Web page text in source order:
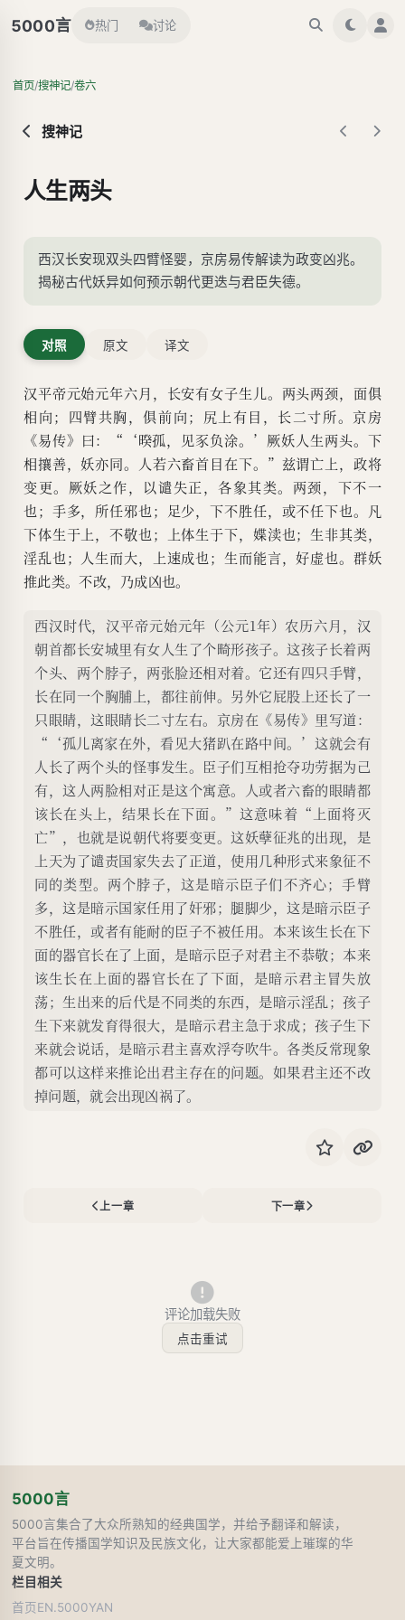
5000言 热门 讨论
首页/搜神记/卷六
搜神记
人生两头
西汉长安现双头四臂怪婴，京房易传解读为政变凶兆。
揭秘古代妖异如何预示朝代更迭与君臣失德。
对照 原文 译文
汉平帝元始元年六月，长安有女子生儿。两头两颈，面俱
相向；四臂共胸，俱前向；尻上有目，长二寸所。京房
《易传》曰：“‘暌孤，见豕负涂。’厥妖人生两头。下
相攘善，妖亦同。人若六畜首目在下。”兹谓亡上，政将
变更。厥妖之作，以谴失正，各象其类。两颈，下不一
也；手多，所任邪也；足少，下不胜任，或不任下也。凡
下体生于上，不敬也；上体生于下，媟渎也；生非其类，
淫乱也；人生而大，上速成也；生而能言，好虚也。群妖
推此类。不改，乃成凶也。
西汉时代，汉平帝元始元年（公元1年）农历六月，汉
朝首都长安城里有女人生了个畸形孩子。这孩子长着两
个头、两个脖子，两张脸还相对着。它还有四只手臂，
长在同一个胸脯上，都往前伸。另外它屁股上还长了一
只眼睛，这眼睛长二寸左右。京房在《易传》里写道：
“‘孤儿离家在外，看见大猪趴在路中间。’这就会有
人长了两个头的怪事发生。臣子们互相抢夺功劳据为己
有，这人两脸相对正是这个寓意。人或者六畜的眼睛都
该长在头上，结果长在下面。”这意味着“上面将灭
亡”，也就是说朝代将要变更。这妖孽征兆的出现，是
上天为了谴责国家失去了正道，使用几种形式来象征不
同的类型。两个脖子，这是暗示臣子们不齐心；手臂
多，这是暗示国家任用了奸邪；腿脚少，这是暗示臣子
不胜任，或者有能耐的臣子不被任用。本来该生长在下
面的器官长在了上面，是暗示臣子对君主不恭敬；本来
该生长在上面的器官长在了下面，是暗示君主冒失放
荡；生出来的后代是不同类的东西，是暗示淫乱；孩子
生下来就发育得很大，是暗示君主急于求成；孩子生下
来就会说话，是暗示君主喜欢浮夸吹牛。各类反常现象
都可以这样来推论出君主存在的问题。如果君主还不改
掉问题，就会出现凶祸了。
上一章 下一章
评论加载失败
点击重试
5000言
5000言集合了大众所熟知的经典国学，并给予翻译和解读，
平台旨在传播国学知识及民族文化，让大家都能爱上璀璨的华
夏文明。
栏目
首页
相关
EN.5000YAN